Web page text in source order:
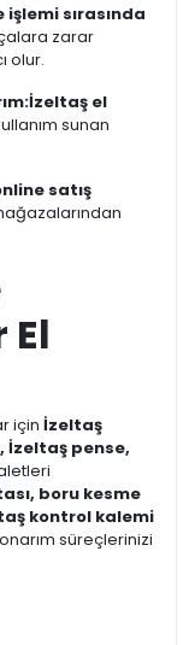
sırasında
zarar
olur.
İzeltaş el
sunan
satış
El
için İzeltaş
İzeltaş pense,
boru kesme
kontrol kalemi
süreçlerinizi